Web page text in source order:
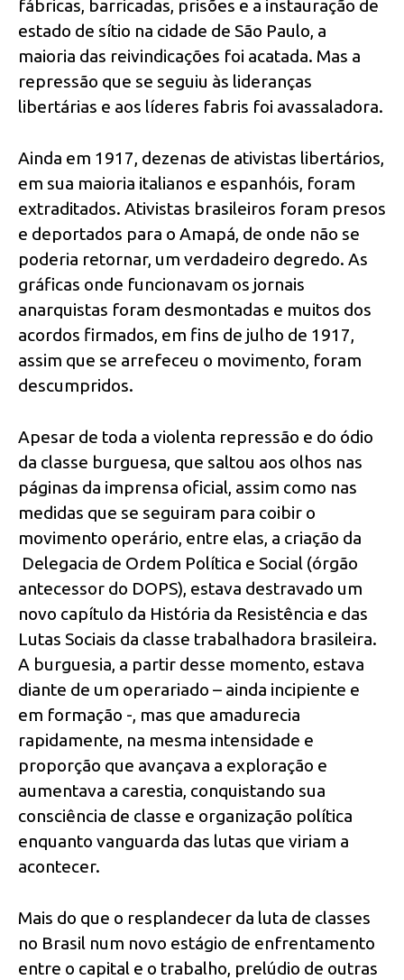
fábricas, barricadas, prisões e a instauração de
estado de sítio na cidade de São Paulo, a
maioria das reivindicações foi acatada. Mas a
repressão que se seguiu às lideranças
libertárias e aos líderes fabris foi avassaladora.
Ainda em 1917, dezenas de ativistas libertários,
em sua maioria italianos e espanhóis, foram
extraditados. Ativistas brasileiros foram presos
e deportados para o Amapá, de onde não se
poderia retornar, um verdadeiro degredo. As
gráficas onde funcionavam os jornais
anarquistas foram desmontadas e muitos dos
acordos firmados, em fins de julho de 1917,
assim que se arrefeceu o movimento, foram
descumpridos.
Apesar de toda a violenta repressão e do ódio
da classe burguesa, que saltou aos olhos nas
páginas da imprensa oficial, assim como nas
medidas que se seguiram para coibir o
movimento operário, entre elas, a criação da
Delegacia de Ordem Política e Social (órgão
antecessor do DOPS), estava destravado um
novo capítulo da História da Resistência e das
Lutas Sociais da classe trabalhadora brasileira.
A burguesia, a partir desse momento, estava
diante de um operariado – ainda incipiente e
em formação -, mas que amadurecia
rapidamente, na mesma intensidade e
proporção que avançava a exploração e
aumentava a carestia, conquistando sua
consciência de classe e organização política
enquanto vanguarda das lutas que viriam a
acontecer.
Mais do que o resplandecer da luta de classes
no Brasil num novo estágio de enfrentamento
entre o capital e o trabalho, prelúdio de outras